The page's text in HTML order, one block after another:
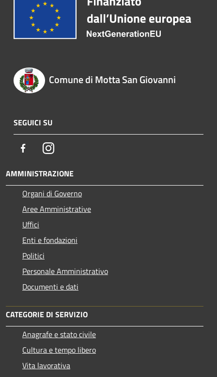
Comune di Motta San Giovanni
SEGUICI SU
FacebookInstagram
AMMINISTRAZIONE
Organi di Governo
Aree Amministrative
Uffici
Enti e fondazioni
Politici
Personale Amministrativo
Documenti e dati
CATEGORIE DI SERVIZIO
Anagrafe e stato civile
Cultura e tempo libero
Vita lavorativa